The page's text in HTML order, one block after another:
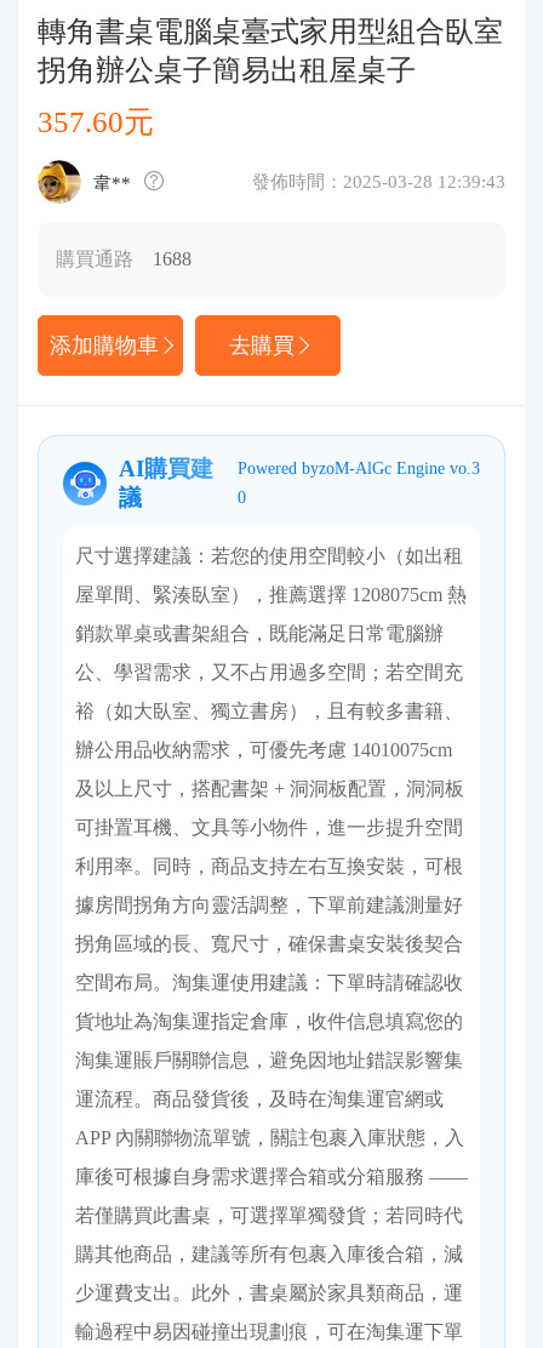
轉角書桌電腦桌臺式家用型組合臥室
拐角辦公桌子簡易出租屋桌子
357.60元
韋** 發佈時間：2025-03-28 12:39:43
購買通路 1688
添加購物車 去購買
AI購買建
議
Powered byzoM-AlGc Engine vo.3
0
尺寸選擇建議：若您的使用空間較小（如出租
屋單間、緊湊臥室），推薦選擇 1208075cm 熱
銷款單桌或書架組合，既能滿足日常電腦辦
公、學習需求，又不占用過多空間；若空間充
裕（如大臥室、獨立書房），且有較多書籍、
辦公用品收納需求，可優先考慮 14010075cm
及以上尺寸，搭配書架 + 洞洞板配置，洞洞板
可掛置耳機、文具等小物件，進一步提升空間
利用率。同時，商品支持左右互換安裝，可根
據房間拐角方向靈活調整，下單前建議測量好
拐角區域的長、寬尺寸，確保書桌安裝後契合
空間布局。​ 淘集運使用建議：下單時請確認收
貨地址為淘集運指定倉庫，收件信息填寫您的
淘集運賬戶關聯信息，避免因地址錯誤影響集
運流程。商品發貨後，及時在淘集運官網或
APP 內關聯物流單號，關註包裹入庫狀態，入
庫後可根據自身需求選擇合箱或分箱服務 ——
若僅購買此書桌，可選擇單獨發貨；若同時代
購其他商品，建議等所有包裹入庫後合箱，減
少運費支出。此外，書桌屬於家具類商品，運
輸過程中易因碰撞出現劃痕，可在淘集運下單